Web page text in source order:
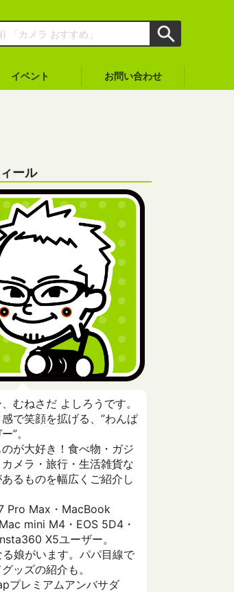
イベント お問い合わせ
ール
むねさだ よしろうです。
で笑顔を拡げる、”わんぱ
”。
が大好き！食べ物・ガジ
メラ・旅行・生活雑貨な
るものを幅広くご紹介し
Pro Max・MacBook
mini M4・EOS 5D4・
X5ユーザー。
る娘がいます。パパ目線で
ッズの紹介も。
プレミアムアンバサダ